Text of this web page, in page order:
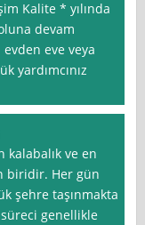
Kalite * yılında
devam
eve veya
yardımcınız
kalabalık ve en
biridir. Her gün
şehre taşınmakta
süreci genellikle